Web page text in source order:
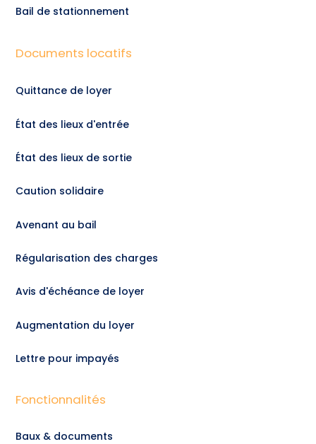
Bail de stationnement
Documents locatifs
Quittance de loyer
État des lieux d'entrée
État des lieux de sortie
Caution solidaire
Avenant au bail
Régularisation des charges
Avis d'échéance de loyer
Augmentation du loyer
Lettre pour impayés
Fonctionnalités
Baux & documents